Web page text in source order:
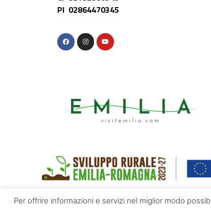
PI 02864470345
Per offrire informazioni e servizi nel miglior modo